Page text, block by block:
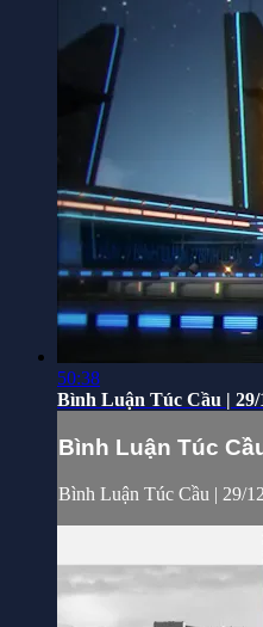
50:38
Bình Luận Túc Cầu | 29/
Bình Luận Túc
Bình Luận Túc Cầu | 29/